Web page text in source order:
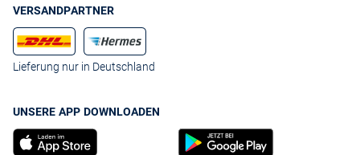
VERSANDPARTNER
Lieferung nur in Deutschland
UNSERE APP DOWNLOADEN